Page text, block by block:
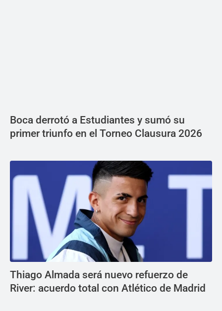
Boca derrotó a Estudiantes y sumó su
primer triunfo en el Torneo Clausura 2026
Thiago Almada será nuevo refuerzo de
River: acuerdo total con Atlético de Madrid